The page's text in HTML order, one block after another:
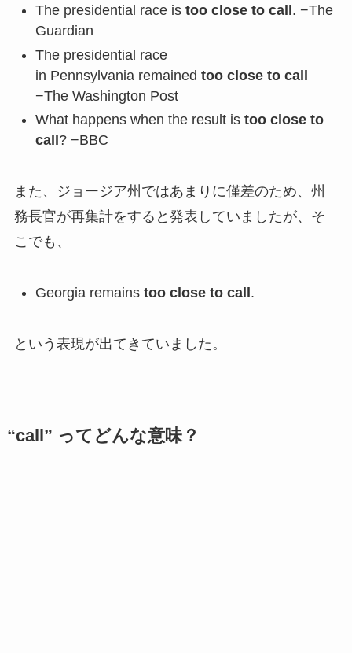
The presidential race is too close to call . −The
Guardian
The presidential race
in Pennsylvania remained too close to call
−The Washington Post
What happens when the result is too close to
call ? −BBC
また、ジョージア州ではあまりに僅差のため、州
務長官が再集計をすると発表していましたが、そ
こでも、
Georgia remains too close to call .
という表現が出てきていました。
“call” ってどんな意味？